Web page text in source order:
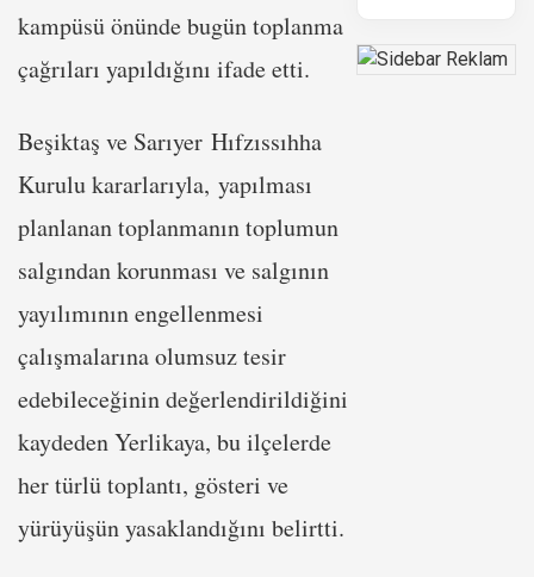
kampüsü önünde bugün toplanma
çağrıları yapıldığını ifade etti.
Beşiktaş ve Sarıyer Hıfzıssıhha
Kurulu kararlarıyla, yapılması
planlanan toplanmanın toplumun
salgından korunması ve salgının
yayılımının engellenmesi
çalışmalarına olumsuz tesir
edebileceğinin değerlendirildiğini
kaydeden Yerlikaya, bu ilçelerde
her türlü toplantı, gösteri ve
yürüyüşün yasaklandığını belirtti.